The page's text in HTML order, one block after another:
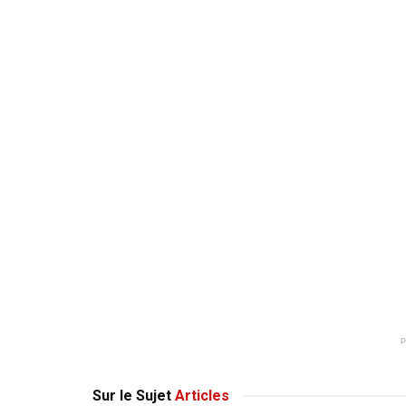
Sur le Sujet Articles